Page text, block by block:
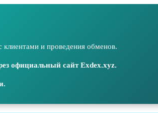
клиентами и проведения обменов.
официальный сайт Exdex.xyz.